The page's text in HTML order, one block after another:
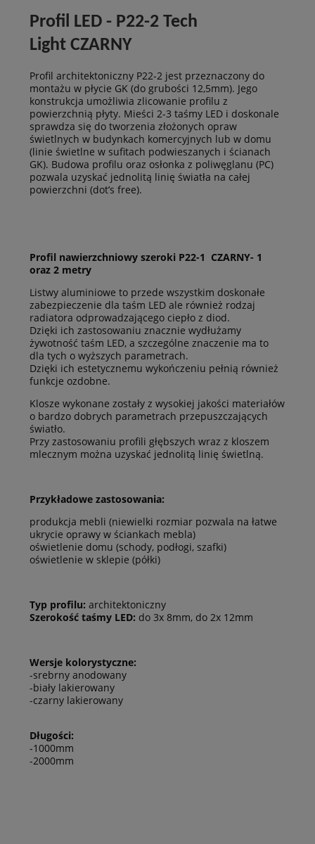
Profil LED - P22-2 Tech
Light CZARNY
Profil architektoniczny P22-2 jest przeznaczony do
montażu w płycie GK (do grubości 12,5mm). Jego
konstrukcja umożliwia zlicowanie profilu z
powierzchnią płyty. Mieści 2-3 taśmy LED i doskonale
sprawdza się do tworzenia złożonych opraw
świetlnych w budynkach komercyjnych lub w domu
(linie świetlne w sufitach podwieszanych i ścianach
GK). Budowa profilu oraz osłonka z poliwęglanu (PC)
pozwala uzyskać jednolitą linię światła na całej
powierzchni (dot’s free).
Profil nawierzchniowy szeroki P22-1 CZARNY- 1
oraz 2 metry
Listwy aluminiowe to przede wszystkim doskonałe
zabezpieczenie dla taśm LED ale również rodzaj
radiatora odprowadzającego ciepło z diod.
Dzięki ich zastosowaniu znacznie wydłużamy
żywotność taśm LED, a szczególne znaczenie ma to
dla tych o wyższych parametrach.
Dzięki ich estetycznemu wykończeniu pełnią również
funkcje ozdobne.
Klosze wykonane zostały z wysokiej jakości materiałów
o bardzo dobrych parametrach przepuszczających
światło.
Przy zastosowaniu profili głębszych wraz z kloszem
mlecznym można uzyskać jednolitą linię świetlną.
Przykładowe zastosowania:
produkcja mebli (niewielki rozmiar pozwala na łatwe
ukrycie oprawy w ściankach mebla)
oświetlenie domu (schody, podłogi, szafki)
oświetlenie w sklepie (półki)
Typ profilu: architektoniczny
Szerokość taśmy LED: do 3x 8mm, do 2x 12mm
Wersje kolorystyczne:
-srebrny anodowany
-biały lakierowany
-czarny lakierowany
Długości:
-1000mm
-2000mm